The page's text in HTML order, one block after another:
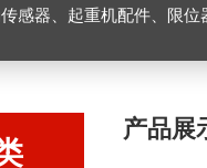
感器、起重机配件、限位器、
产品展